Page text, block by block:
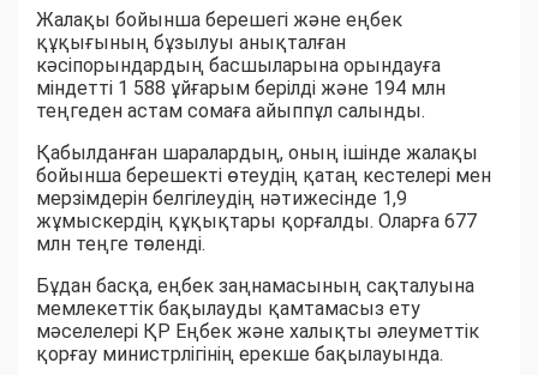
Жалақы бойынша берешегі және еңбек
құқығының бұзылуы анықталған
кәсіпорындардың басшыларына орындауға
міндетті 1 588 ұйғарым берілді және 194 млн
теңгеден астам сомаға айыппұл салынды.
Қабылданған шаралардың, оның ішінде жалақы
бойынша берешекті өтеудің қатаң кестелері мен
мерзімдерін белгілеудің нәтижесінде 1,9
жұмыскердің құқықтары қорғалды. Оларға 677
млн теңге төленді.
Бұдан басқа, еңбек заңнамасының сақталуына
мемлекеттік бақылауды қамтамасыз ету
мәселелері ҚР Еңбек және халықты әлеуметтік
қорғау министрлігінің ерекше бақылауында.